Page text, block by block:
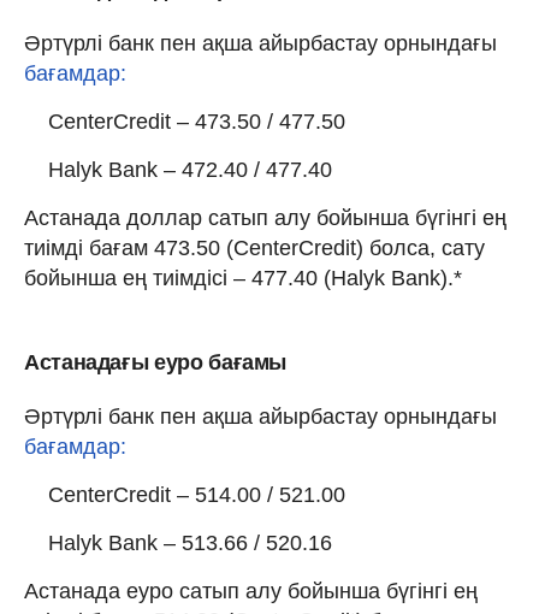
Әртүрлі банк пен ақша айырбастау орнындағы
бағамдар:
CenterCredit – 473.50 / 477.50
Halyk Bank – 472.40 / 477.40
Астанада доллар сатып алу бойынша бүгінгі ең
тиімді бағам 473.50 (CenterCredit) болса, сату
бойынша ең тиімдісі – 477.40 (Halyk Bank).*
Астанадағы еуро бағамы
Әртүрлі банк пен ақша айырбастау орнындағы
бағамдар:
CenterCredit – 514.00 / 521.00
Halyk Bank – 513.66 / 520.16
Астанада еуро сатып алу бойынша бүгінгі ең